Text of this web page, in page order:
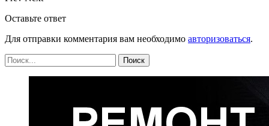
Оставьте ответ
Для отправки комментария вам необходимо авторизоваться.